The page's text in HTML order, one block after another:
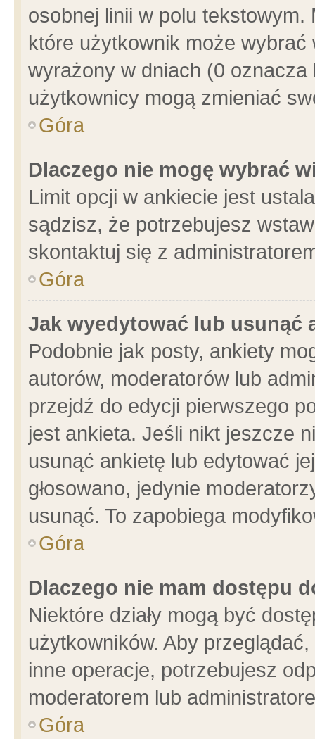
osobnej linii w polu
które użytkownik może
wyrażony w dniach (0
użytkownicy mogą zmieniać
Góra
Dlaczego nie mogę wybrać
Limit opcji w ankiecie jest
sądzisz, że potrzebujesz
skontaktuj się z
Góra
Jak wyedytować lub usunąć
Podobnie jak posty, ankiety
autorów, moderatorów lub
przejdź do edycji pierwszego
jest ankieta. Jeśli nikt jeszcze
usunąć ankietę lub edytować
głosowano, jedynie
usunąć. To zapobiega
Góra
Dlaczego nie mam dostępu
Niektóre działy mogą być
użytkowników. Aby
inne operacje, potrzebujesz
moderatorem lub
Góra